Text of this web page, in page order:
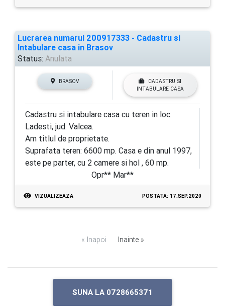
Lucrarea numarul 200917333 - Cadastru si
Intabulare casa in Brasov
Status: Anulata
BRASOV
CADASTRU SI
INTABULARE CASA
Cadastru si intabulare casa cu teren in loc.
Ladesti, jud. Valcea.
Am titlul de proprietate.
Suprafata teren: 6600 mp. Casa e din anul 1997,
este pe parter, cu 2 camere si hol , 60 mp.
Opr** Mar**
VIZUALIZEAZA POSTATA: 17.SEP.2020
« Inapoi Inainte »
SUNA LA 0728665371